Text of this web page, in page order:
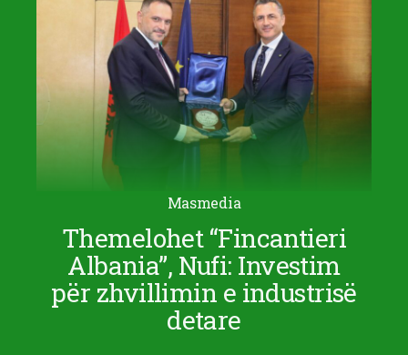
Masmedia
Themelohet “Fincantieri
Albania”, Nufi: Investim
për zhvillimin e industrisë
detare